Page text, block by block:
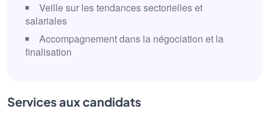
Veille sur les tendances sectorielles et
salariales
Accompagnement dans la négociation et la
finalisation
Services aux candidats